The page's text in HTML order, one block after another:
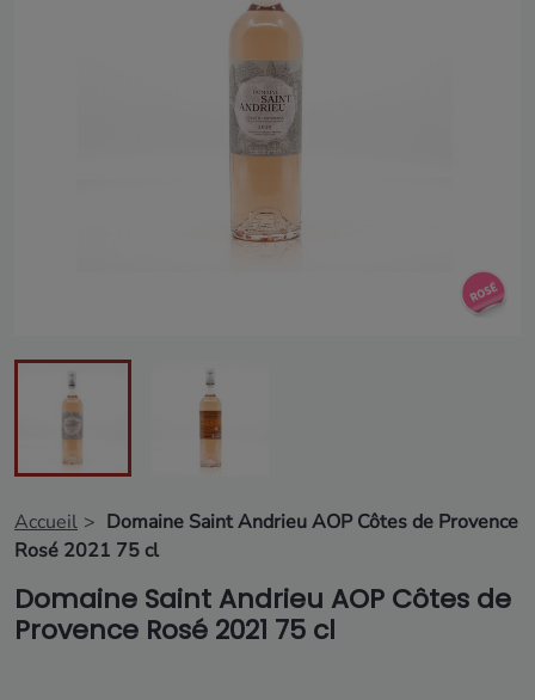
Accueil
Domaine Saint Andrieu AOP Côtes de Provence
Rosé 2021 75 cl
Domaine Saint Andrieu AOP Côtes de
Provence Rosé 2021 75 cl